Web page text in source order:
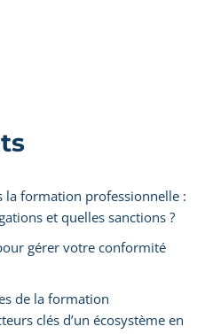
la formation professionnelle :
et quelles sanctions ?
gérer votre conformité
de la formation
clés d’un écosystème en